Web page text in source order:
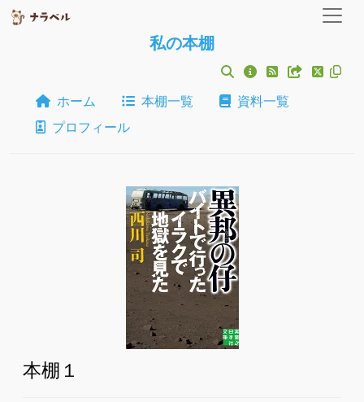
私の本棚
ホーム 本棚一覧
資料一覧
プロフィール
本棚１